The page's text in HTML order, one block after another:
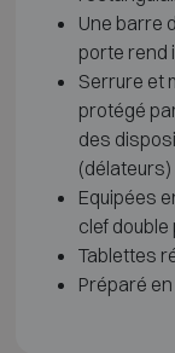
Une barre
porte rend
Serrure et
protégé
des
(délateurs)
Equipées
clef
Tablettes
Préparé